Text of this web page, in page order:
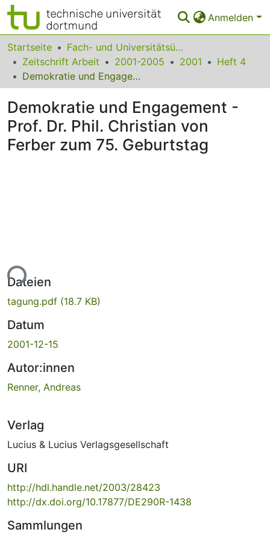
Anmelden
Bereiche & Sammlungen
Das gesamte Repositorium
FAQ
Leitlinien
Startseite
Fach- und Universitätsübergreifendes
Zeitschrift Arbeit
2001-2005 2001
Heft 4
Demokratie und Engagement - Prof. Dr. Phil. Christian von Ferber zum 75. Geburtstag
Demokratie und Engagement -
Prof. Dr. Phil. Christian von
Ferber zum 75. Geburtstag
Dateien
tagung.pdf (18.7 KB)
Datum
2001-12-15
Autor:innen
Renner, Andreas
Verlag
Lucius & Lucius Verlagsgesellschaft
URI
http://hdl.handle.net/2003/28423
http://dx.doi.org/10.17877/DE290R-1438
Sammlungen